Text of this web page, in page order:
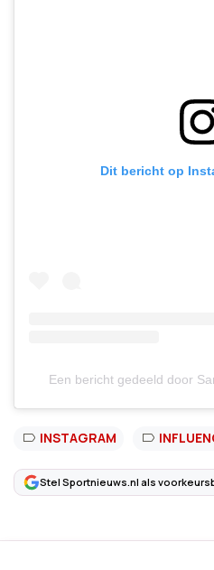
Dit bericht op
Een bericht gedeeld door
INSTAGRAM
Stel Sportnieuws.nl als